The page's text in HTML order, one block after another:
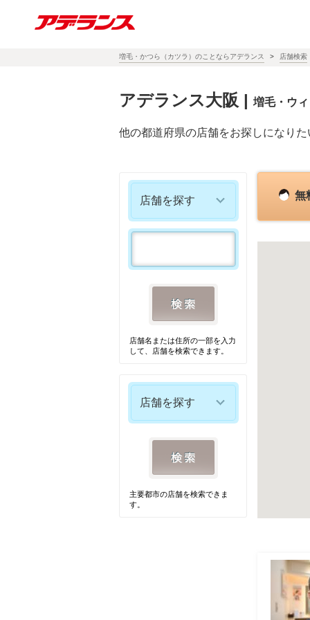
増毛・かつら（カツラ）のことならアデランス 店舗検索
アデランス大阪 | 増毛・ウ
他の都道府県の店舗をお探しになり
店舗を探す
店舗名または住所の一部を入力
して、店舗を検索できます。
店舗を探す
主要都市の店舗を検索できま
す。
無